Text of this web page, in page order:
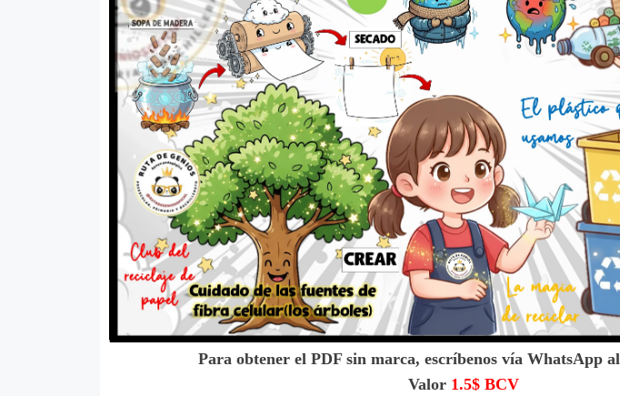
Para obtener el PDF sin marca, escríbenos vía WhatsApp al
Valor 1.5$ BCV